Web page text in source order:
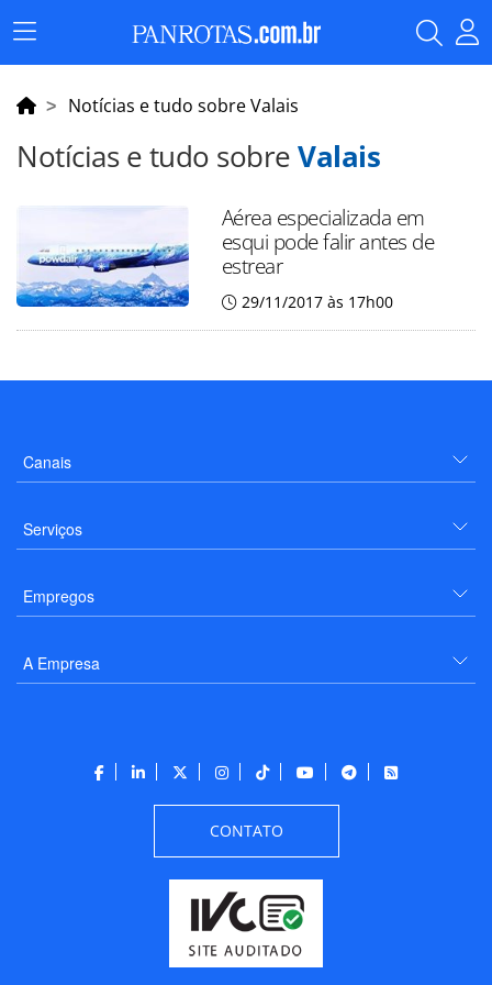
Menu
Principal
Notícias e tudo sobre Valais
Notícias e tudo sobreValais
Aérea especializada em
esqui pode falir antes de
estrear
29/11/2017 às 17h00
Canais
Serviços
Empregos
A Empresa
CONTATO